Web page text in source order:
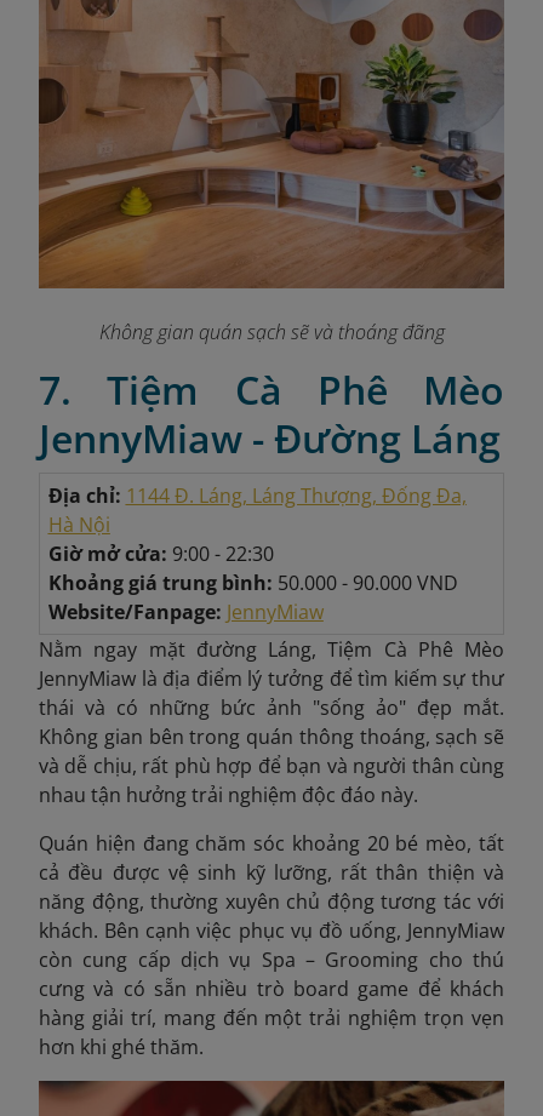
Không gian quán sạch sẽ và thoáng đãng
7. Tiệm Cà Phê Mèo
JennyMiaw - Đường Láng
Địa chỉ: 1144 Đ. Láng, Láng Thượng, Đống Đa,
Hà Nội
Giờ mở cửa: 9:00 - 22:30
Khoảng giá trung bình: 50.000 - 90.000 VND
Website/Fanpage: JennyMiaw
Nằm ngay mặt đường Láng, Tiệm Cà Phê Mèo
JennyMiaw là địa điểm lý tưởng để tìm kiếm sự thư
thái và có những bức ảnh "sống ảo" đẹp mắt.
Không gian bên trong quán thông thoáng, sạch sẽ
và dễ chịu, rất phù hợp để bạn và người thân cùng
nhau tận hưởng trải nghiệm độc đáo này.
Quán hiện đang chăm sóc khoảng 20 bé mèo, tất
cả đều được vệ sinh kỹ lưỡng, rất thân thiện và
năng động, thường xuyên chủ động tương tác với
khách. Bên cạnh việc phục vụ đồ uống, JennyMiaw
còn cung cấp dịch vụ Spa – Grooming cho thú
cưng và có sẵn nhiều trò board game để khách
hàng giải trí, mang đến một trải nghiệm trọn vẹn
hơn khi ghé thăm.